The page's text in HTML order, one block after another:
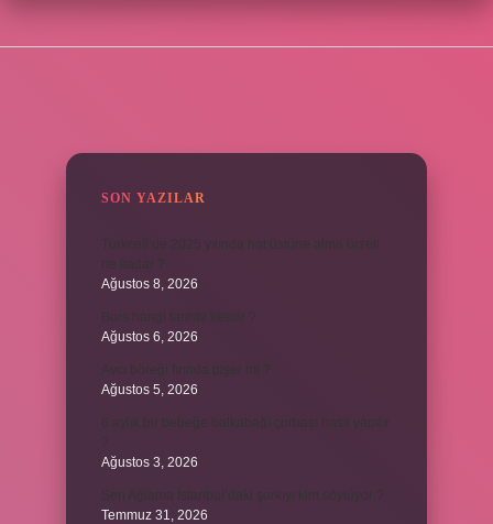
SON YAZILAR
Turkcell’de 2025 yılında hat üstüne alma ücreti
ne kadar ?
Ağustos 8, 2026
Burs hangi tarihte kesilir ?
Ağustos 6, 2026
Avcı böreği fırında pişer mi ?
Ağustos 5, 2026
6 aylık bir bebeğe balkabağı çorbası nasıl yapılır
Ağustos 3, 2026
Sen Ağlama İstanbul’daki şarkıyı kim söylüyor ?
Temmuz 31, 2026